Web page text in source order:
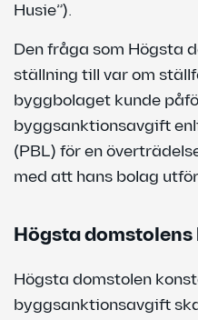
Husie”).
Den fråga som Högsta
ställning till var om
byggbolaget kunde
byggsanktionsavgift
(PBL) för en
med att hans bolag
Högsta domstolens
Högsta domstolen
byggsanktionsavgift